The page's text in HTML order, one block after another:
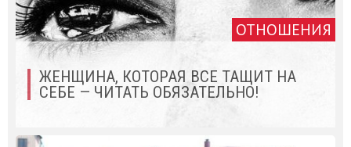
ОТНОШЕНИЯ
ЖЕНЩИНА, КОТОРАЯ ВСЕ ТАЩИТ НА
СЕБЕ — ЧИТАТЬ ОБЯЗАТЕЛЬНО!